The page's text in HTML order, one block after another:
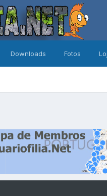
Downloads Fotos